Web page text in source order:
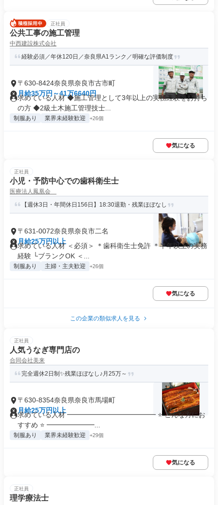
正社員
公共工事の施工管理
中西建設株式会社
経験必須／年休120日／奈良県A1ランク／明確な評価制度
〒630-8424奈良県奈良市古市町
月給35万円～41万6640円
求めている人材 ◆施工管理として3年以上の実務経験をお持ち
の方 ◆2級土木施工管理技士...
制服あり 業界未経験歓迎 +26個
気になる
正社員
小児・予防中心での歯科衛生士
医療法人鳳凰会
【週休3日・年間休日156日】18:30退勤・残業ほぼなし
〒631-0072奈良県奈良市二名
月給25万円以上
求めている人材 ＜必須＞ ＊歯科衛生士免許 ＊半年以上の実務
経験 └ブランクOK ＜...
制服あり 主婦・主夫歓迎 +26個
気になる
この企業の類似求人を見る
正社員
人気うなぎ専門店の
合同会社美来
完全週休2日制✨残業ほぼなし♪月25万～
〒630-8354奈良県奈良市馬場町
月給25万円以上
求めている人材 ━━━━━━━━━━━━━ ⭐ こんな方にお
すすめ ⭐ ━━━━━━━...
制服あり 業界未経験歓迎 +29個
気になる
正社員
理学療法士